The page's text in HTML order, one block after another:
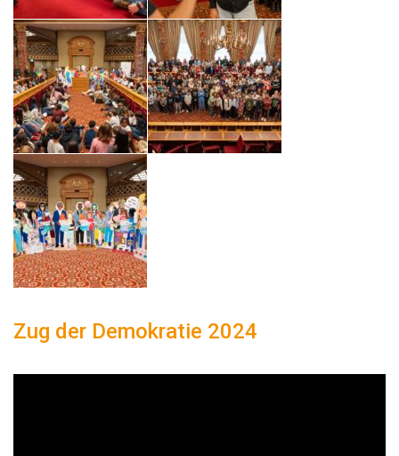
Zug der Demokratie 2024